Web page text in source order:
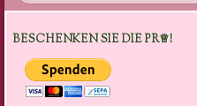
BESCHENKEN SIE DIE PR♕!